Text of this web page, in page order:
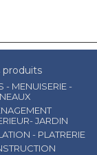
produits
- MENUISERIE -
JARDIN
- PLATRERIE